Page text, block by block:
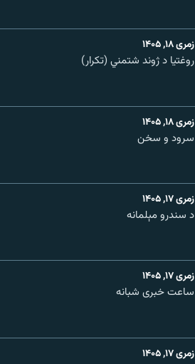
زمری ۱۸, ۱۴۰۵
روغتیا د ژوند شتمني (تکرار)
زمری ۱۸, ۱۴۰۵
سرود و سخن
زمری ۱۷, ۱۴۰۵
د سندرو مېلمانه
زمری ۱۷, ۱۴۰۵
ساعت خبری شبانه
زمری ۱۷, ۱۴۰۵